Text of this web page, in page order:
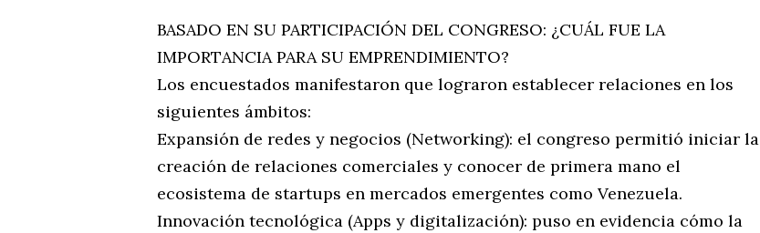
BASADO EN SU PARTICIPACIÓN DEL CONGRESO: ¿CUÁL FUE LA
IMPORTANCIA PARA SU EMPRENDIMIENTO?
Los encuestados manifestaron que lograron establecer relaciones en los
siguientes ámbitos:
Expansión de redes y negocios (Networking): el congreso permitió iniciar la
creación de relaciones comerciales y conocer de primera mano el
ecosistema de startups en mercados emergentes como Venezuela.
Innovación tecnológica (Apps y digitalización): puso en evidencia cómo la